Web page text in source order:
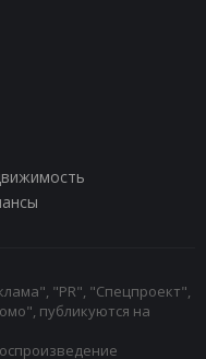
"PR", "Спецпроект",
публикуются на